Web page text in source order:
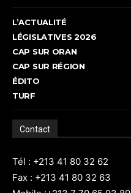
L’ACTUALITÉ
LÉGISLATIVES 2026
CAP SUR ORAN
CAP SUR RÉGION
ÉDITO
TURF
Contact
Tél : +213 41 80 32 62
Fax : +213 41 80 32 63